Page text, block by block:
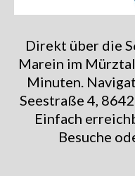
Direkt über die
Marein im
Minuten.
Seestraße 4,
Einfach
Besuche